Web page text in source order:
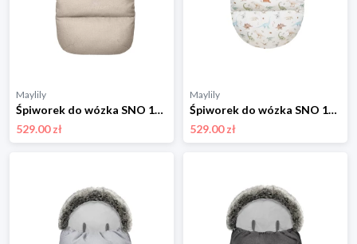
Maylily
Śpiworek do wózka SNO 1-4 lata - beż
529.00 zł
Maylily
Śpiworek do wózka SNO 1-4 lata - Miłozaury
529.00 zł